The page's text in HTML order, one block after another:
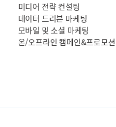
미디어 전략 컨설팅
데이터 드리븐 마케팅
모바일 및 소셜 마케팅
온/오프라인 캠페인&프로모션